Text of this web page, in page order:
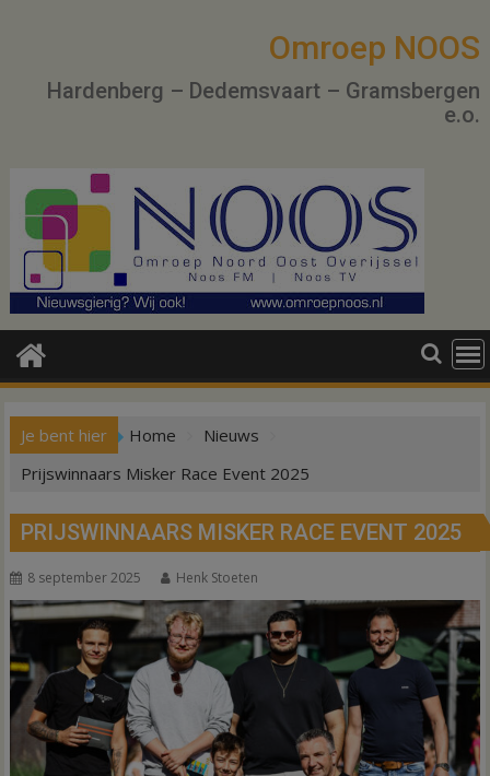
Omroep NOOS
Hardenberg – Dedemsvaart – Gramsbergen
e.o.
Je bent hier Home
Nieuws
Prijswinnaars Misker Race Event 2025
PRIJSWINNAARS MISKER RACE EVENT 2025
8 september 2025 Henk Stoeten